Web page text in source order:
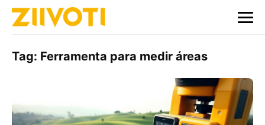
Tag: Ferramenta para medir áreas